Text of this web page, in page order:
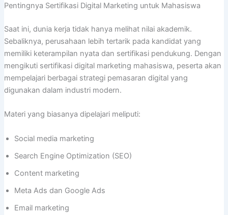
Pentingnya Sertifikasi Digital Marketing untuk Mahasiswa
Saat ini, dunia kerja tidak hanya melihat nilai akademik.
Sebaliknya, perusahaan lebih tertarik pada kandidat yang
memiliki keterampilan nyata dan sertifikasi pendukung. Dengan
mengikuti sertifikasi digital marketing mahasiswa, peserta akan
mempelajari berbagai strategi pemasaran digital yang
digunakan dalam industri modern.
Materi yang biasanya dipelajari meliputi:
Social media marketing
Search Engine Optimization (SEO)
Content marketing
Meta Ads dan Google Ads
Email marketing